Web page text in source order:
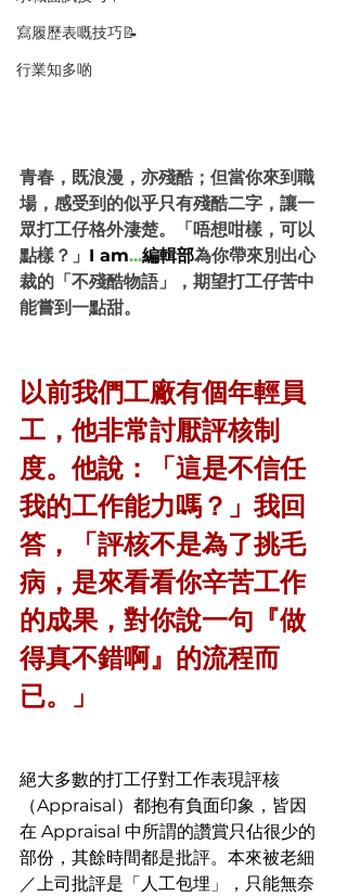
寫履歷表嘅技巧📝
行業知多啲
青春，既浪漫，亦殘酷；但當你來到職
場，感受到的似乎只有殘酷二字，讓一
眾打工仔格外淒楚。「唔想咁樣，可以
點樣？」 I am...編輯部為你帶來別出心
裁的「不殘酷物語」，期望打工仔苦中
能嘗到一點甜。
以前我們工廠有個年輕員
工，他非常討厭評核制
度。他說：「這是不信任
我的工作能力嗎？」我回
答，「評核不是為了挑毛
病，是來看看你辛苦工作
的成果，對你說一句『做
得真不錯啊』的流程而
已。」
絕大多數的打工仔對工作表現評核
（Appraisal）都抱有負面印象，皆因
在 Appraisal 中所謂的讚賞只佔很少的
部份，其餘時間都是批評。本來被老細
／上司批評是「人工包埋」，只能無奈